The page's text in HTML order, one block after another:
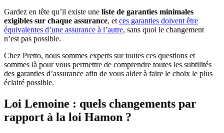
Gardez en tête qu’il existe une liste de garanties minimales
exigibles sur chaque assurance, et ces garanties doivent être
équivalentes d’une assurance à l’autre, sans quoi le changement
n’est pas possible.
Chez Pretto, nous sommes experts sur toutes ces questions et
sommes là pour vous permettre de comprendre toutes les subtilités
des garanties d’assurance afin de vous aider à faire le choix le plus
éclairé possible.
Loi Lemoine : quels changements par
rapport à la loi Hamon ?